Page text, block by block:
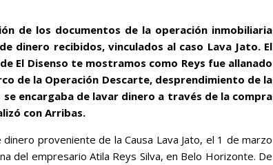
de los documentos de la operación inmobiliaria
dinero recibidos, vinculados al caso Lava Jato. El
El Disenso te mostramos como Reys fue allanado
de la Operación Descarte, desprendimiento de la
se encargaba de lavar dinero a través de la compra
con Arribas.
proveniente de la Causa Lava Jato, el 1 de marzo
del empresario Atila Reys Silva, en Belo Horizonte. De